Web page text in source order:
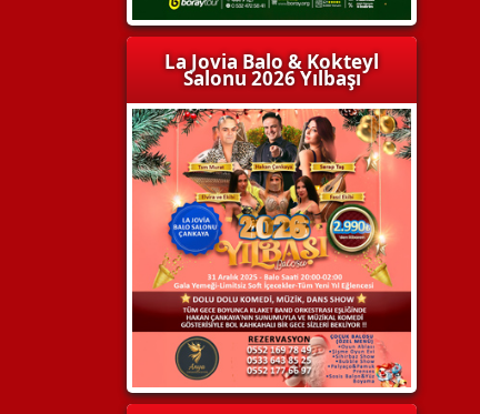
La Jovia Balo & Kokteyl
Salonu 2026 Yılbaşı